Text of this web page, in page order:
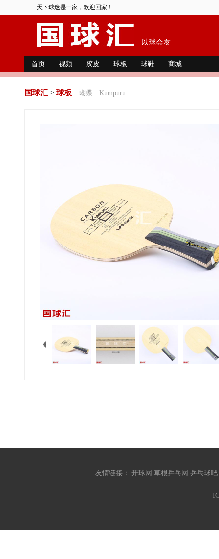
天下球迷是一家，欢迎回家！
以球会友
首页 视频 胶皮 球板 球鞋 商城
国球汇 > 球板 蝴蝶 Kumpuru
友情链接： 开球网 草根乒乓网 乒乓球吧